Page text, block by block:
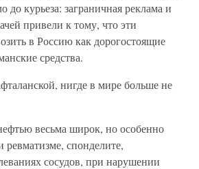
курьеза: заграничная реклама и
привели к тому, что эти
в Россию как дорогостоящие
средства.
нигде в мире больше не
весьма широк, но особенно
спонделите,
сосудов, при нарушении